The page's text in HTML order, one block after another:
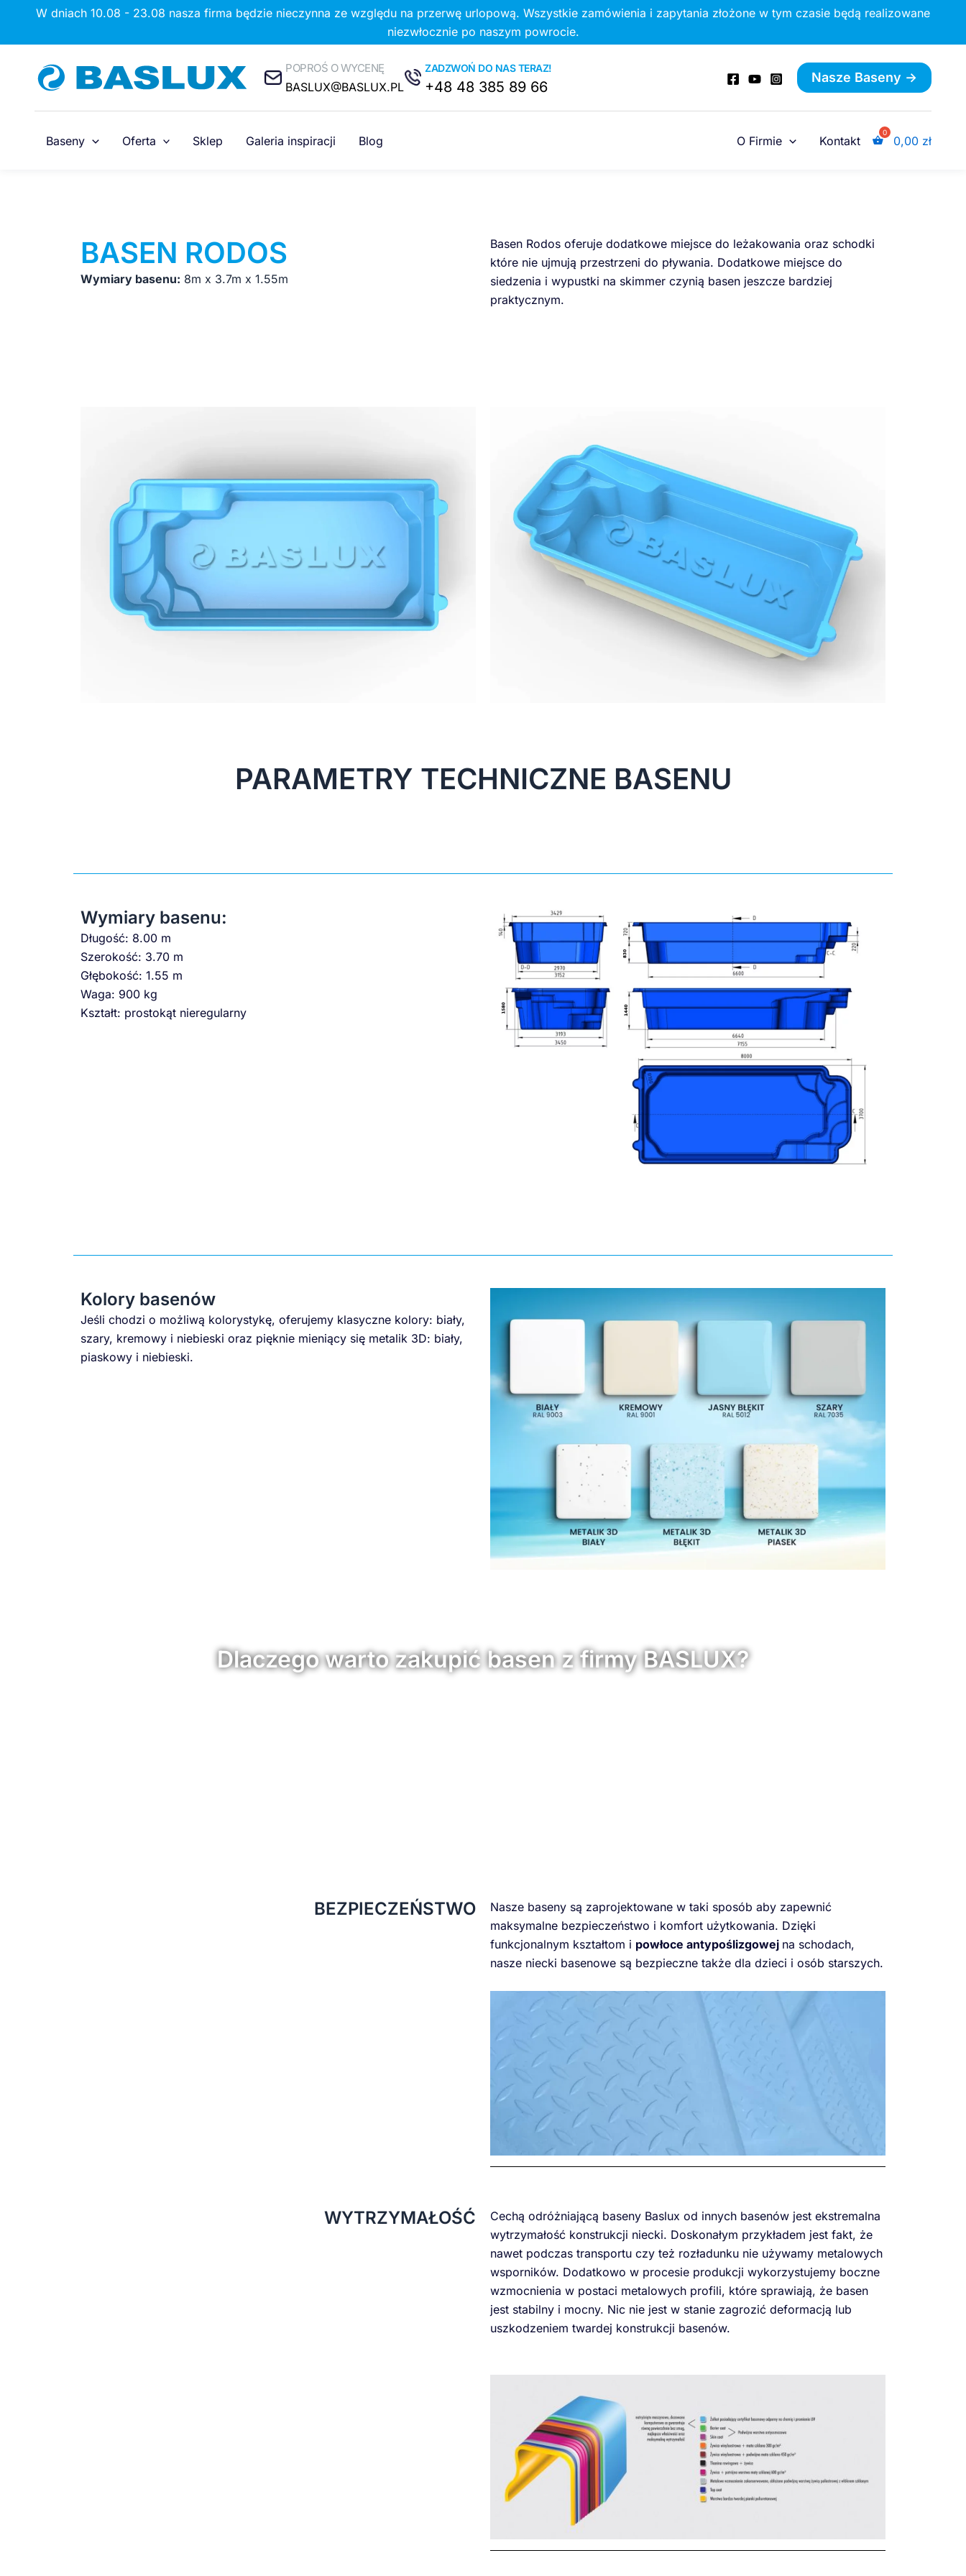
Przejdź
treści
W dniach 10.08 - 23.08 nasza firma będzie nieczynna ze względu na przerwę urlopową. Wszystkie zamówienia i zapytania złożone w tym czasie będą realizowane
niezwłocznie po naszym powrocie.
ZADZWOŃ DO NAS TERAZ!
+48 48 385 89 66
POPROŚ O WYCENĘ
BASLUX@BASLUX.PL
Nasze Baseny ->
Baseny Oferta Sklep Galeria inspiracji Blog O Firmie Kontakt 0,00 zł
BASEN RODOS
Wymiary basenu: 8m x 3.7m x 1.55m
Basen Rodos oferuje dodatkowe miejsce do leżakowania oraz schodki
które nie ujmują przestrzeni do pływania. Dodatkowe miejsce do
siedzenia i wypustki na skimmer czynią basen jeszcze bardziej
praktycznym.
PARAMETRY TECHNICZNE BASENU
Wymiary basenu:
Długość: 8.00 m
Szerokość: 3.70 m
Głębokość: 1.55 m
Waga: 900 kg
Kształt: prostokąt nieregularny
Kolory basenów
Jeśli chodzi o możliwą kolorystykę, oferujemy klasyczne kolory: biały,
szary, kremowy i niebieski oraz pięknie mieniący się metalik 3D: biały,
piaskowy i niebieski.
Dlaczego warto zakupić basen z firmy BASLUX?
BEZPIECZEŃSTWO
Nasze baseny są zaprojektowane w taki sposób aby zapewnić
maksymalne bezpieczeństwo i komfort użytkowania. Dzięki
funkcjonalnym kształtom i powłoce antypoślizgowej na schodach,
nasze niecki basenowe są bezpieczne także dla dzieci i osób starszych.
WYTRZYMAŁOŚĆ
Cechą odróżniającą baseny Baslux od innych basenów jest ekstremalna
wytrzymałość konstrukcji niecki. Doskonałym przykładem jest fakt, że
nawet podczas transportu czy też rozładunku nie używamy metalowych
wsporników. Dodatkowo w procesie produkcji wykorzystujemy boczne
wzmocnienia w postaci metalowych profili, które sprawiają, że basen
jest stabilny i mocny. Nic nie jest w stanie zagrozić deformacją lub
uszkodzeniem twardej konstrukcji basenów.